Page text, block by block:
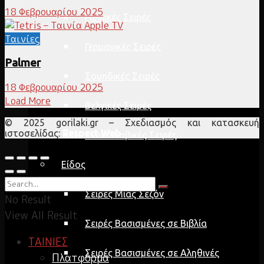
Γαλλικές Σειρές
Βελγικές Σειρές
Είδος
Σειρές Μίας Σεζόν
Σειρές Βασισμένες σε Βιβλία
Σειρές Βασισμένες σε Αληθινές
18 Φεβρουαρίου 2025
Ταινίες
Palmer
18 Φεβρουαρίου 2025
Load More
© 2025 gorilaki.gr – Σχεδιασμός και κατασκευή
ιστοσελίδας:
No Result
View All Result
ΤΑΙΝΙΕΣ
Πλατφόρμα